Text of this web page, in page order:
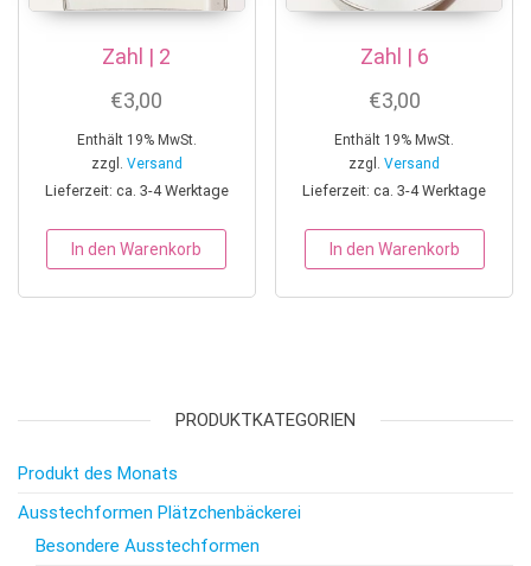
Zahl | 2
€3,00
Enthält 19% MwSt.
zzgl. Versand
Lieferzeit: ca. 3-4 Werktage
In den Warenkorb
Zahl | 6
€3,00
Enthält 19% MwSt.
zzgl.Versand
Lieferzeit: ca. 3-4 Werktage
In den Warenkorb
PRODUKTKATEGORIEN
Produkt des Monats
Ausstechformen Plätzchenbäckerei
Besondere Ausstechformen